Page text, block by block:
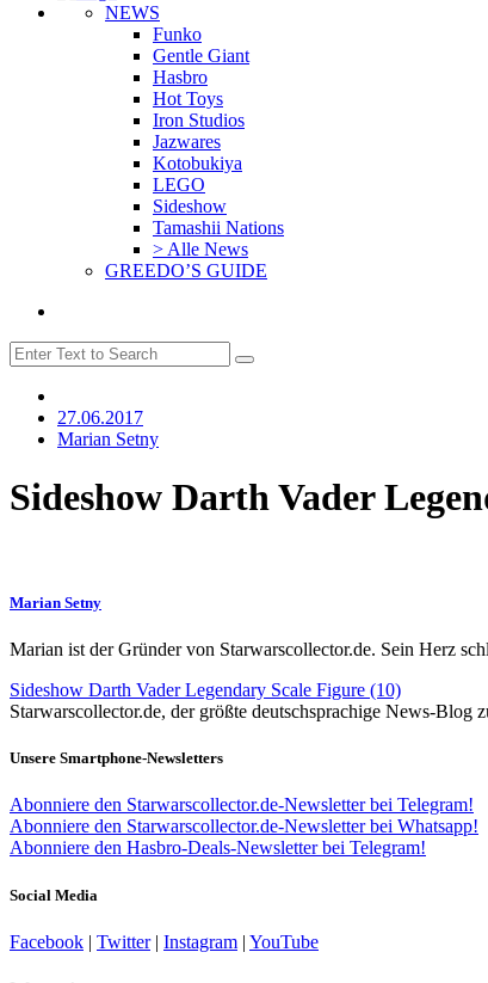
NEWS
Funko
Gentle Giant
Hasbro
Hot Toys
Iron Studios
Jazwares
Kotobukiya
LEGO
Sideshow
Tamashii Nations
> Alle News
GREEDO’S GUIDE
27.06.2017
Marian Setny
Sideshow Darth Vader
Marian Setny
Marian ist der Gründer von Starwarscollector.de. Sein Herz
Sideshow Darth Vader Legendary Scale Figure (10)
Starwarscollector.de, der größte deutschsprachige News-Blog
Unsere Smartphone-Newsletters
Abonniere den Starwarscollector.de-Newsletter bei Telegram!
Abonniere den Starwarscollector.de-Newsletter bei Whatsapp!
Abonniere den Hasbro-Deals-Newsletter bei Telegram!
Social Media
Facebook | Twitter| Instagram | YouTube